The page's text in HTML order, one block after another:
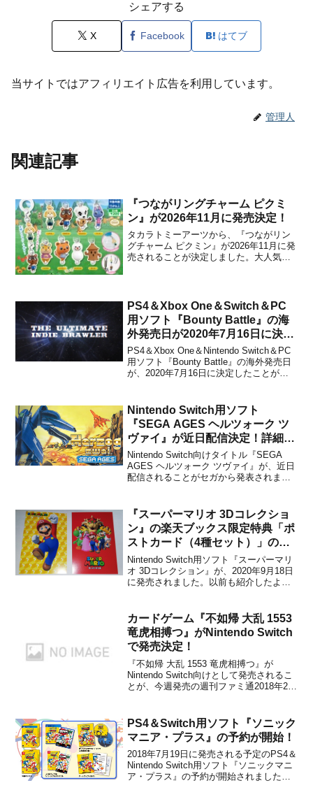
シェアする
X Facebook はてブ
当サイトではアフィリエイト広告を利用しています。
管理人
関連記事
『つながリングチャーム ピクミ
ン』が2026年11月に発売決定！
タカラトミーアーツから、『つながリン
グチャーム ピクミン』が2026年11月に発
売されることが決定しました。大人気の
つなげたりして楽しむことができます。
詳細をまとめま...
PS4＆Xbox One＆Switch＆PC
用ソフト『Bounty Battle』の海
外発売日が2020年7月16日に決
定！
PS4＆Xbox One＆Nintendo Switch＆PC
用ソフト『Bounty Battle』の海外発売日
が、2020年7月16日に決定したことがパ
ました。パッケージ版は遅れて...
Nintendo Switch用ソフト
『SEGA AGES ヘルツォーク ツ
ヴァイ』が近日配信決定！詳細情
報が発表に
Nintendo Switch向けタイトル『SEGA
AGES ヘルツォーク ツヴァイ』が、近日
配信されることがセガから発表されまし
チェックしてみてください。「サンダー
フォース」シリーズで知られるテクノ
ソ...
『スーパーマリオ 3Dコレクショ
ン』の楽天ブックス限定特典「ポ
ストカード（4種セット）」の開
封画像を公開！
Nintendo Switch用ソフト『スーパーマリ
オ 3Dコレクション』が、2020年9月18日
に発売されました。以前も紹介したよう
ト）」をもらうことができます。実際の
画像を公開しますので、興味のある方
は...
カードゲーム『不如帰 大乱 1553
竜虎相搏つ』がNintendo Switch
で発売決定！
『不如帰 大乱 1553 竜虎相搏つ』が
Nintendo Switch向けとして発売されるこ
とが、今週発売の週刊ファミ通2018年2月
ミュレーションゲームの要素を取り入れ
たトレーディングカードゲー...
PS4＆Switch用ソフト『ソニック
マニア・プラス』の予約が開始！
2018年7月19日に発売される予定のPS4＆
Nintendo Switch用ソフト『ソニックマニ
ア・プラス』の予約が開始されました。